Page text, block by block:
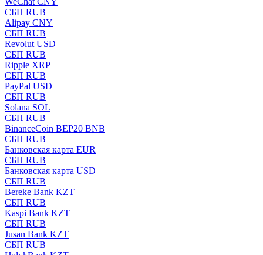
СБП RUB
Alipay CNY
СБП RUB
Revolut USD
СБП RUB
Ripple XRP
СБП RUB
PayPal USD
СБП RUB
Solana SOL
СБП RUB
BinanceCoin BEP20 BNB
СБП RUB
Банковская карта EUR
СБП RUB
Банковская карта USD
СБП RUB
Bereke Bank KZT
СБП RUB
Kaspi Bank KZT
СБП RUB
Jusan Bank KZT
СБП RUB